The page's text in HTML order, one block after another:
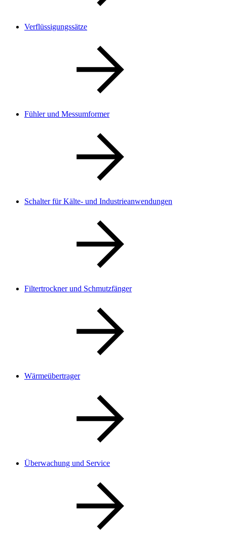
Verflüssigungssätze
Fühler und Messumformer
Schalter für Kälte- und Industrieanwendungen
Filtertrockner und Schmutzfänger
Wärmeübertrager
Überwachung und Service